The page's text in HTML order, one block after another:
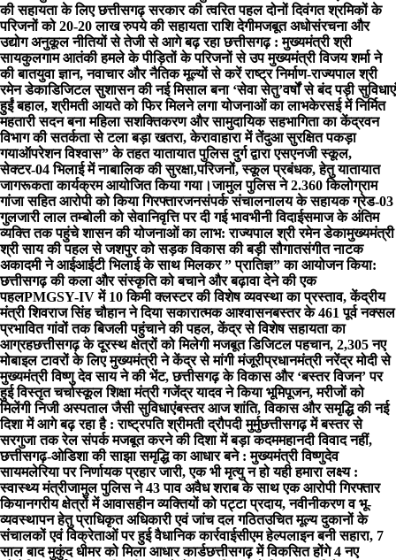
की सहायता के लिए छत्तीसगढ़ सरकार की त्वरित पहल दोनों दिवंगत श्रमिकों के
परिजनों को 20-20 लाख रुपये की सहायता राशि देगीमजबूत अधोसंरचना और
उद्योग अनुकूल नीतियों से तेजी से आगे बढ़ रहा छत्तीसगढ़ : मुख्यमंत्री श्री
सायकुलगाम आतंकी हमले के पीड़ितों के परिजनों से उप मुख्यमंत्री विजय शर्मा ने
की बातयुवा ज्ञान, नवाचार और नैतिक मूल्यों से करें राष्ट्र निर्माण-राज्यपाल श्री
रमेन डेका​डिजिटल सुशासन की नई मिसाल बना ‘सेवा सेतु’वर्षों से बंद पड़ी सुविधाएं
हुईं बहाल, श्रीमती आयते को फिर मिलने लगा योजनाओं का लाभकेरसई में निर्मित
महतारी सदन बना महिला सशक्तिकरण और सामुदायिक सहभागिता का केंद्रवन
विभाग की सतर्कता से टला बड़ा खतरा, केरावाहारा में तेंदुआ सुरक्षित पकड़ा
गयाऑपरेशन विश्वास” के तहत यातायात पुलिस दुर्ग द्वारा एसएनजी स्कूल,
सेक्टर-04 भिलाई में नाबालिक की सुरक्षा,परिजनों, स्कूल प्रबंधक, हेतु यातायात
जागरूकता कार्यक्रम आयोजित किया गया।जामुल पुलिस ने 2.360 किलोग्राम
गांजा सहित आरोपी को किया गिरफ्तारजनसंपर्क संचालनालय के सहायक ग्रेड-03
गुलजारी लाल तम्बोली को सेवानिवृत्ति पर दी गई भावभीनी विदाईसमाज के अंतिम
व्यक्ति तक पहुंचे शासन की योजनाओं का लाभ: राज्यपाल श्री रमेन डेकामुख्यमंत्री
श्री साय की पहल से जशपुर को सड़क विकास की बड़ी सौगातसंगीत नाटक
अकादमी ने आईआईटी भिलाई के साथ मिलकर ” प्रातिज्ञ” का आयोजन किया:
छत्तीसगढ़ की कला और संस्कृति को बचाने और बढ़ावा देने की एक
पहलPMGSY-IV में 10 किमी क्लस्टर की विशेष व्यवस्था का प्रस्ताव, केंद्रीय
मंत्री शिवराज सिंह चौहान ने दिया सकारात्मक आश्वासनबस्तर के 461 पूर्व नक्सल
प्रभावित गांवों तक बिजली पहुंचाने की पहल, केंद्र से विशेष सहायता का
आग्रहछत्तीसगढ़ के दूरस्थ क्षेत्रों को मिलेगी मजबूत डिजिटल पहचान, 2,305 नए
मोबाइल टावरों के लिए मुख्यमंत्री ने केंद्र से मांगी मंजूरीप्रधानमंत्री नरेंद्र मोदी से
मुख्यमंत्री विष्णु देव साय ने की भेंट, छत्तीसगढ़ के विकास और ‘बस्तर विजन’ पर
हुई विस्तृत चर्चास्कूल शिक्षा मंत्री गजेंद्र यादव ने किया भूमिपूजन, मरीजों को
मिलेंगी निजी अस्पताल जैसी सुविधाएंबस्तर आज शांति, विकास और समृद्धि की नई
दिशा में आगे बढ़ रहा है : राष्ट्रपति श्रीमती द्रौपदी मुर्मुछत्तीसगढ़ में बस्तर से
सरगुजा तक रेल संपर्क मजबूत करने की दिशा में बड़ा कदममहानदी विवाद नहीं,
छत्तीसगढ़-ओडिशा की साझा समृद्धि का आधार बने : मुख्यमंत्री विष्णुदेव
सायमलेरिया पर निर्णायक प्रहार जारी, एक भी मृत्यु न हो यही हमारा लक्ष्य :
स्वास्थ्य मंत्रीजामुल पुलिस ने 43 पाव अवैध शराब के साथ एक आरोपी गिरफ्तार
कियानगरीय क्षेत्रों में आवासहीन व्यक्तियों को पट्टा प्रदाय, नवीनीकरण व भू-
व्यवस्थापन हेतु प्राधिकृत अधिकारी एवं जांच दल गठितउचित मूल्य दुकानों के
संचालकों एवं विक्रेताओं पर हुई वैधानिक कार्रवाईसीएम हेल्पलाइन बनी सहारा, 7
साल बाद मुकुंद धीमर को मिला आधार कार्डछत्तीसगढ़ में विकसित होंगे 4 नए